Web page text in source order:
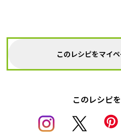
このレシピをマイ
このレシピ